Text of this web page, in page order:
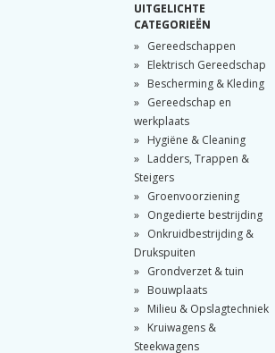
UITGELICHTE
CATEGORIEËN
Gereedschappen
Elektrisch Gereedschap
Bescherming & Kleding
Gereedschap en
werkplaats
Hygiëne & Cleaning
Ladders, Trappen &
Steigers
Groenvoorziening
Ongedierte bestrijding
Onkruidbestrijding &
Drukspuiten
Grondverzet & tuin
Bouwplaats
Milieu & Opslagtechniek
Kruiwagens &
Steekwagens